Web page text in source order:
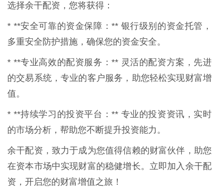
选择余干配资，您将获得：
* **安全可靠的资金保障：** 银行级别的资金托管，
多重安全防护措施，确保您的资金安全。
* **专业高效的配资服务：** 灵活的配资方案，先进
的交易系统，专业的客户服务，助您轻松实现财富增
值。
* **持续学习的投资平台：** 专业的投资资讯，实时
的市场分析，帮助您不断提升投资能力。
余干配资，致力于成为您值得信赖的财富伙伴，助您
在资本市场中实现财富的稳健增长。立即加入余干配
资，开启您的财富增值之旅！